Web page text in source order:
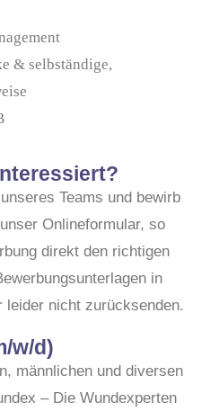
& selbständige,
Teams und bewirb
Onlineformular, so
direkt den richtigen
in
leider nicht zurücksenden.
w/d)
männlichen und diversen
– Die Wundexperten